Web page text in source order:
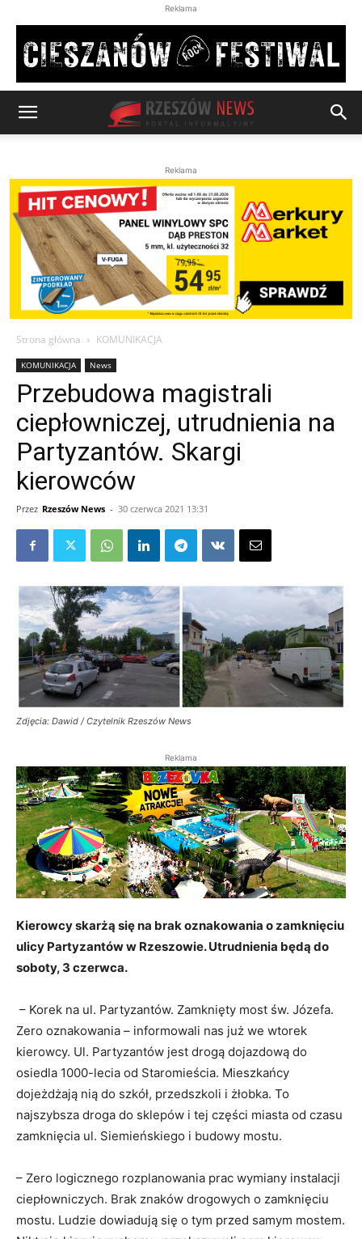
Reklama
Reklama
Strona główna KOMUNIKACJA
KOMUNIKACJA News
Przebudowa magistrali
ciepłowniczej, utrudnienia na
Partyzantów. Skargi
kierowców
Przez Rzeszów News - 30 czerwca 2021 13:31
Zdjęcia: Dawid / Czytelnik Rzeszów News
Reklama
Kierowcy skarżą się na brak oznakowania o zamknięciu
ulicy Partyzantów w Rzeszowie. Utrudnienia będą do
soboty, 3 czerwca.
– Korek na ul. Partyzantów. Zamknięty most św. Józefa.
Zero oznakowania – informowali nas już we wtorek
kierowcy. Ul. Partyzantów jest drogą dojazdową do
osiedla 1000-lecia od Staromieścia. Mieszkańcy
dojeżdżają nią do szkół, przedszkoli i żłobka. To
najszybsza droga do sklepów i tej części miasta od czasu
zamknięcia ul. Siemieńskiego i budowy mostu.
– Zero logicznego rozplanowania prac wymiany instalacji
ciepłowniczych. Brak znaków drogowych o zamknięciu
mostu. Ludzie dowiadują się o tym przed samym mostem.